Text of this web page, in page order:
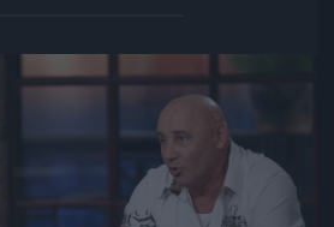
Jön még kép!